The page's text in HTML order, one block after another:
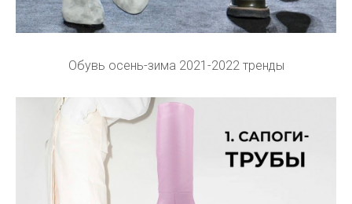
Обувь осень-зима 2021-2022 тренды